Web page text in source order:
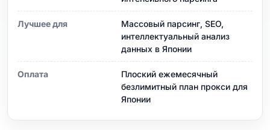
Лучшее для
Массовый парсинг, SEO,
интеллектуальный анализ
данных в Японии
Оплата
Плоский ежемесячный
безлимитный план прокси для
Японии